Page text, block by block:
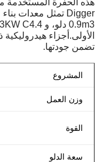
الأولى.أجزاء
تضمن جودتها.
المشروع
وزن العمل
القوة
سعة الدلو